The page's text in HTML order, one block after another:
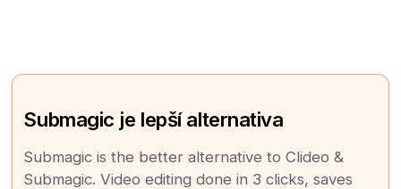
Submagic je lepší alternativa
Submagic is the better alternative to Clideo &
Submagic. Video editing done in 3 clicks, saves